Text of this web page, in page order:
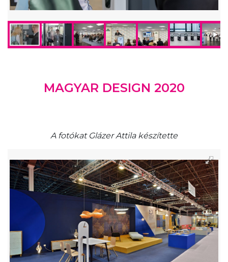
MAGYAR DESIGN 2020
A fotókat Glázer Attila készítette